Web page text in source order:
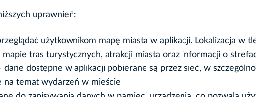
uprawnień:
użytkownikom mapę miasta w aplikacji. Lokalizacja w
tras turystycznych, atrakcji miasta oraz informacji o
dane dostępne w aplikacji pobierane są przez sieć, w
na temat wydarzeń w mieście